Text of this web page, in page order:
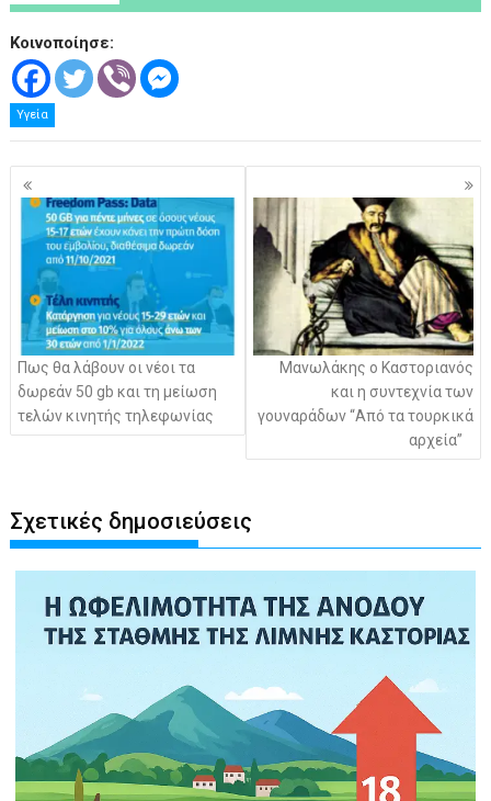
Κοινοποίησε:
Υγεία
Πλοήγηση
άρθρων
Πως θα λάβουν οι νέοι τα
δωρεάν 50 gb και τη μείωση
τελών κινητής τηλεφωνίας
Μανωλάκης ο Καστοριανός
και η συντεχνία των
γουναράδων “Από τα τουρκικά
αρχεία”
Σχετικές δημοσιεύσεις